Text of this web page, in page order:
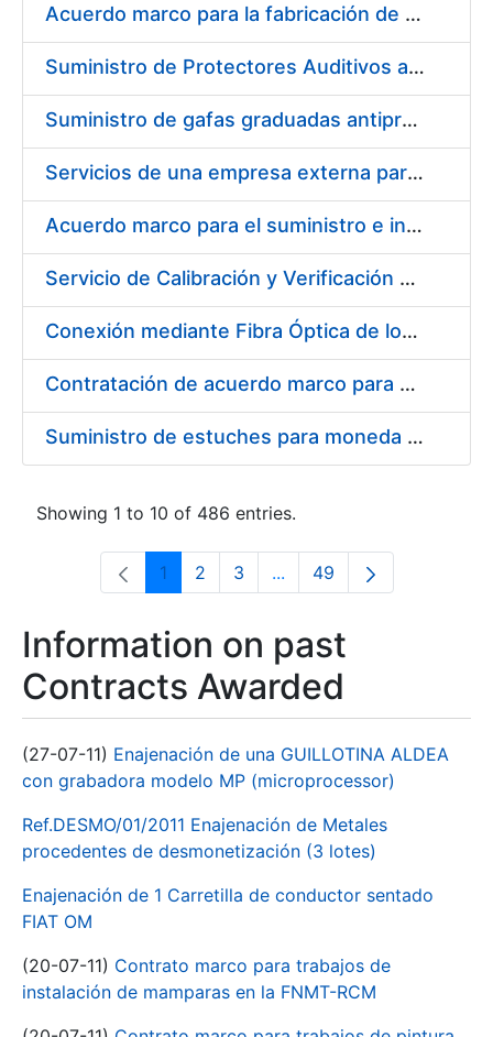
Acuerdo marco para la fabricación de piezas
Suministro de Protectores Auditivos a medida para las personas trabajadoras de los Centros de Trabajo de Madrid y Burgos
Suministro de gafas graduadas antiproyecciones para los trabajadores de la FNMT-RCM en los centros de trabajo de Madrid y Burgos
Servicios de una empresa externa para el asesoramiento y resolución de los recursos de alzada que se presentan relacionados con procesos de selección para la FNMT-RCM
Acuerdo marco para el suministro e instalación de persianas, estores y otros complementos
Servicio de Calibración y Verificación Externa de los Equipos de Medición del Servicio de Prevención de la FNMT-RCM
Conexión mediante Fibra Óptica de los Centros de Proceso de Datos (CPDs) de las sedes de la FNMT-RCM de Burgos y Madrid
Contratación de acuerdo marco para el Suministro de Material de Electricidad para la Fábrica Nacional de Moneda y Timbre-Real Casa de la Moneda en su centro de trabajo de Burgos
Suministro de estuches para moneda de 30 €
Showing 1 to 10 of 486 entries.
Page
1 Page
2 Page
3 ...Intermediate Pages Use
Page
49
Information on past
Contracts Awarded
(27-07-11) Enajenación de una GUILLOTINA ALDEA
con grabadora modelo MP (microprocessor)
Ref.DESMO/01/2011 Enajenación de Metales
procedentes de desmonetización (3 lotes)
Enajenación de 1 Carretilla de conductor sentado
FIAT OM
(20-07-11) Contrato marco para trabajos de
instalación de mamparas en la FNMT-RCM